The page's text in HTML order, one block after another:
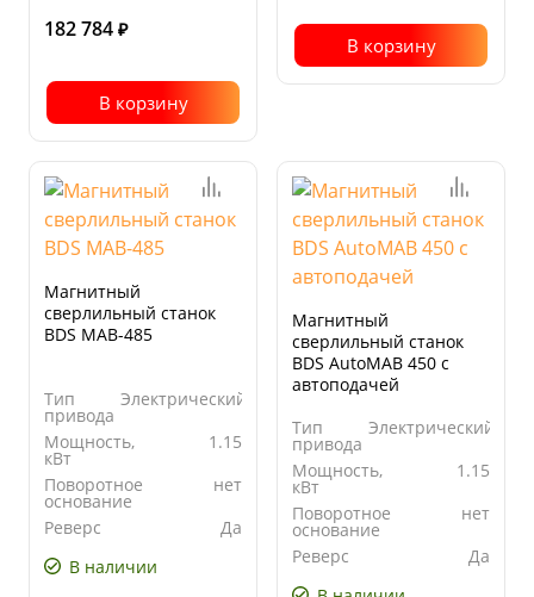
182 784 ₽
В корзину
В корзину
Магнитный
сверлильный станок
BDS MAB-485
Тип
привода
Электрический
Мощность,
кВт
1.15
Поворотное
основание
нет
Реверс
Да
В наличии
Магнитный
сверлильный станок
BDS AutoMAB 450 с
автоподачей
Тип
привода
Электрический
Мощность,
кВт
1.15
Поворотное
основание
нет
Реверс
Да